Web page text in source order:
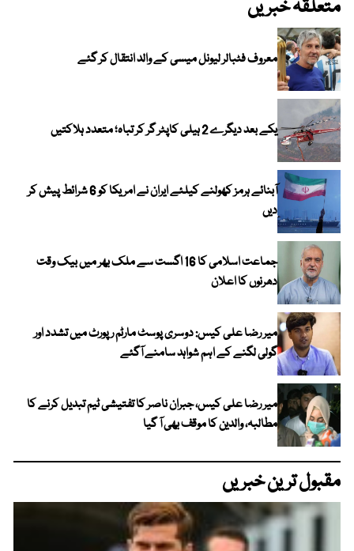
متعلقہ خبریں
معروف فٹبالر لیونل میسی کے والد انتقال کر گئے
یکے بعد دیگرے 2 ہیلی کاپٹر گر کر تباہ؛ متعدد ہلاکتیں
آبنائے ہرمز کھولنے کیلئے ایران نے امریکا کو 6 شرائط پیش کر
دیں
جماعت اسلامی کا 16 اگست سے ملک بھر میں بیک وقت
دھرنوں کا اعلان
میر رضا علی کیس: دوسری پوسٹ مارٹم رپورٹ میں تشدد اور
گولی لگنے کے اہم شواہد سامنے آگئے
میر رضا علی کیس، جبران ناصر کا تفتیشی ٹیم تبدیل کرنے کا
مطالبہ، والدین کا موقف بھی آ گیا
مقبول ترین خبریں